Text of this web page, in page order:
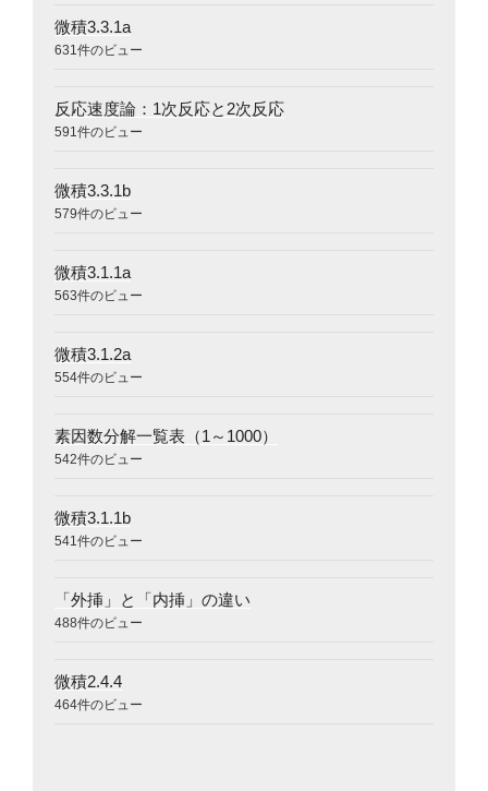
微積3.3.1a
631件のビュー
反応速度論：1次反応と2次反応
591件のビュー
微積3.3.1b
579件のビュー
微積3.1.1a
563件のビュー
微積3.1.2a
554件のビュー
素因数分解一覧表（1～1000）
542件のビュー
微積3.1.1b
541件のビュー
「外挿」と「内挿」の違い
488件のビュー
微積2.4.4
464件のビュー